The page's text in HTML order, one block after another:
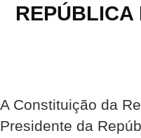
REPÚBLICA
A Constituição da
Presidente da